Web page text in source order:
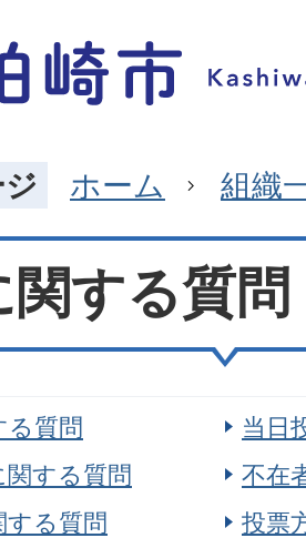
ホーム 組織
関する質問
る質問
当日
する質問
不在
する質問
投票